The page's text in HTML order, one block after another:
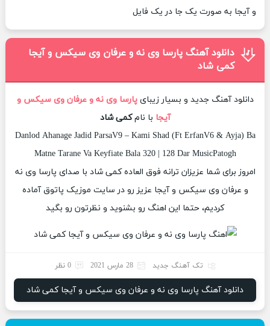
و آیجا به صورت یک جا در یک فایل
دانلود آهنگ پارسا وی نه و عرفان وی سیکس و آیجا
کمی شاد
دانلود آهنگ جدید و بسیار زیبایپارسا وی نه و عرفان وی سیکس و
آیجا با نامکمی شاد
Danlod Ahanage Jadid ParsaV9 – Kami Shad (Ft ErfanV6 & Ayja) Ba
Matne Tarane Va Keyfiate Bala 320 | 128 Dar MusicPatogh
امروز برای شما عزیزان ترانه فوق العاده کمی شاد با صدای پارسا وی نه
و عرفان وی سیکس و آیجا عزیز رو در سایت موزیک پاتوق آماده
کردیم، حتما این اهنگ رو بشنوید و نظرتون رو بگید
تک آهنگ جدید 28 مارس 2021 0 نظر
دانلود آهنگ پارسا وی نه و عرفان وی سیکس و آیجا کمی شاد